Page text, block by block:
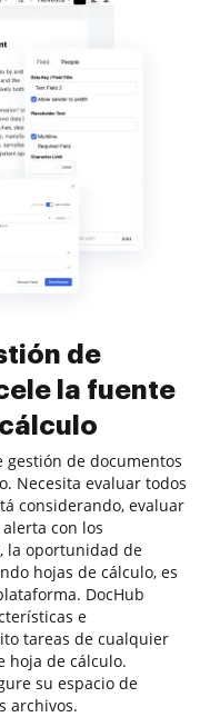
de
la fuente
gestión de documentos
Necesita evaluar todos
considerando, evaluar
con los
la oportunidad de
hojas de cálculo, es
DocHub
e
tareas de cualquier
hoja de cálculo.
su espacio de
archivos.